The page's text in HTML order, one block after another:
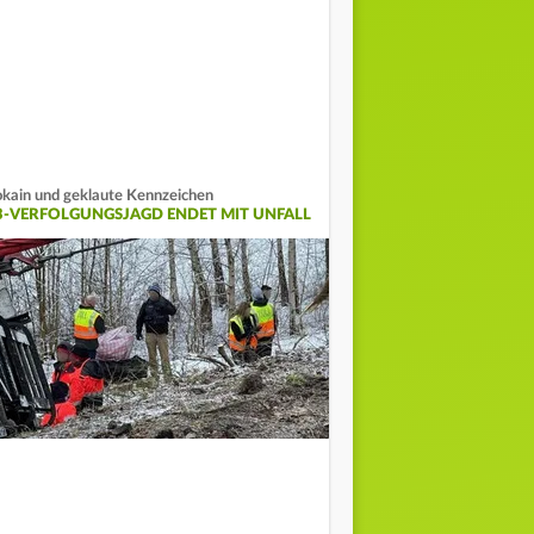
und geklaute Kennzeichen
VERFOLGUNGSJAGD ENDET MIT UNFALL